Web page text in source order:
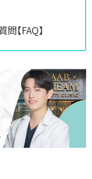
【FAQ】